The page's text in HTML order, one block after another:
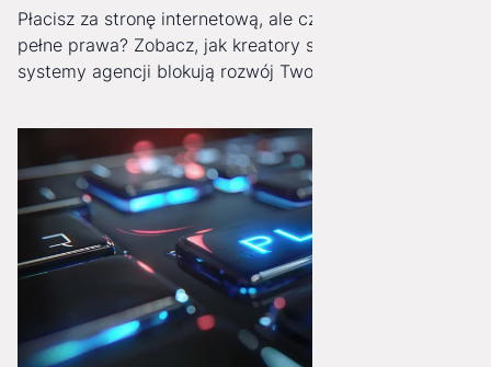
Płacisz za stronę internetową, ale czy masz do niej
pełne prawa? Zobacz, jak kreatory stron i zamknięte
systemy agencji blokują rozwój Twojej firmy i jak